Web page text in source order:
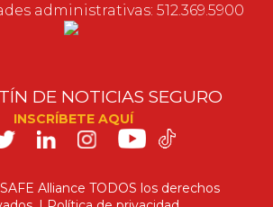
administrativas: 512.369.5900
DE NOTICIAS SEGURO
INSCRÍBETE AQUÍ
Alliance TODOS los derechos